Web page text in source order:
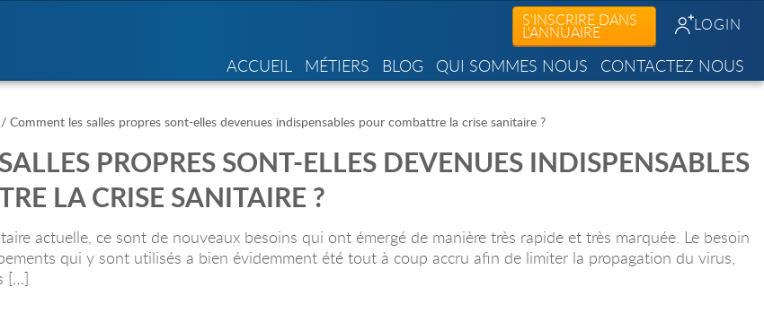
S'INSCRIRE DANS
L'ANNUAIRE LOGIN
ACCUEIL MÉTIERS BLOG QUI SOMMES NOUS CONTACTEZ NOUS
/ Comment les salles propres sont-elles devenues indispensables pour combattre la crise sanitaire ?
PROPRES SONT-ELLES DEVENUES INDISPENSABLES
LA CRISE SANITAIRE ?
actuelle, ce sont de nouveaux besoins qui ont émergé de manière très rapide et très marquée. Le besoin
qui y sont utilisés a bien évidemment été tout à coup accru afin de limiter la propagation du virus,
[…]